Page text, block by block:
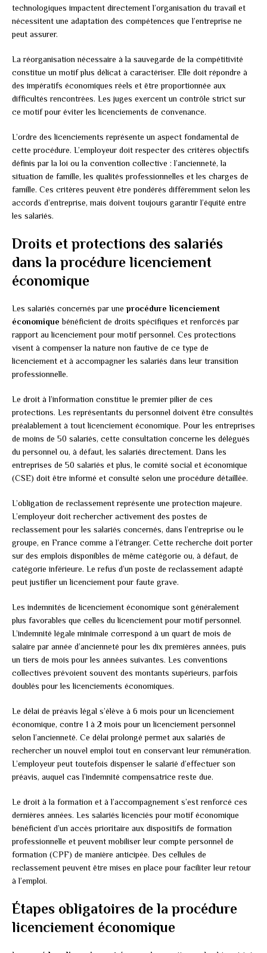
technologiques impactent directement l’organisation du travail et
nécessitent une adaptation des compétences que l’entreprise ne
peut assurer.
La réorganisation nécessaire à la sauvegarde de la compétitivité
constitue un motif plus délicat à caractériser. Elle doit répondre à
des impératifs économiques réels et être proportionnée aux
difficultés rencontrées. Les juges exercent un contrôle strict sur
ce motif pour éviter les licenciements de convenance.
L’ordre des licenciements représente un aspect fondamental de
cette procédure. L’employeur doit respecter des critères objectifs
définis par la loi ou la convention collective : l’ancienneté, la
situation de famille, les qualités professionnelles et les charges de
famille. Ces critères peuvent être pondérés différemment selon les
accords d’entreprise, mais doivent toujours garantir l’équité entre
les salariés.
Droits et protections des salariés
dans la procédure licenciement
économique
Les salariés concernés par une procédure licenciement
économique bénéficient de droits spécifiques et renforcés par
rapport au licenciement pour motif personnel. Ces protections
visent à compenser la nature non fautive de ce type de
licenciement et à accompagner les salariés dans leur transition
professionnelle.
Le droit à l’information constitue le premier pilier de ces
protections. Les représentants du personnel doivent être consultés
préalablement à tout licenciement économique. Pour les entreprises
de moins de 50 salariés, cette consultation concerne les délégués
du personnel ou, à défaut, les salariés directement. Dans les
entreprises de 50 salariés et plus, le comité social et économique
(CSE) doit être informé et consulté selon une procédure détaillée.
L’obligation de reclassement représente une protection majeure.
L’employeur doit rechercher activement des postes de
reclassement pour les salariés concernés, dans l’entreprise ou le
groupe, en France comme à l’étranger. Cette recherche doit porter
sur des emplois disponibles de même catégorie ou, à défaut, de
catégorie inférieure. Le refus d’un poste de reclassement adapté
peut justifier un licenciement pour faute grave.
Les indemnités de licenciement économique sont généralement
plus favorables que celles du licenciement pour motif personnel.
L’indemnité légale minimale correspond à un quart de mois de
salaire par année d’ancienneté pour les dix premières années, puis
un tiers de mois pour les années suivantes. Les conventions
collectives prévoient souvent des montants supérieurs, parfois
doublés pour les licenciements économiques.
Le délai de préavis légal s’élève à 6 mois pour un licenciement
économique, contre 1 à 2 mois pour un licenciement personnel
selon l’ancienneté. Ce délai prolongé permet aux salariés de
rechercher un nouvel emploi tout en conservant leur rémunération.
L’employeur peut toutefois dispenser le salarié d’effectuer son
préavis, auquel cas l’indemnité compensatrice reste due.
Le droit à la formation et à l’accompagnement s’est renforcé ces
dernières années. Les salariés licenciés pour motif économique
bénéficient d’un accès prioritaire aux dispositifs de formation
professionnelle et peuvent mobiliser leur compte personnel de
formation (CPF) de manière anticipée. Des cellules de
reclassement peuvent être mises en place pour faciliter leur retour
à l’emploi.
Étapes obligatoires de la procédure
licenciement économique